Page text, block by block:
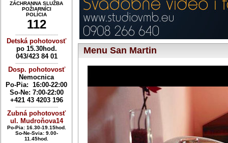
ZÁCHRANNA SLUŽBA
POŽIARNÍCI
POLÍCIA
112
----------------------------
Detská pohotovosť
po 15.30hod.
043/423 84 01
----------------------------
Dosp. pohotovosť
Nemocnica
Po-Pia: 16:00-22:00
So-Ne: 7:00-22:00
+421 43 4203 196
----------------------------
Zubná pohotovosť
ul. Mudroňova14
Po-Pia: 16.30-19.15hod.
So-Ne-Svia: 9.00-
11.45hod.
Menu San Martin